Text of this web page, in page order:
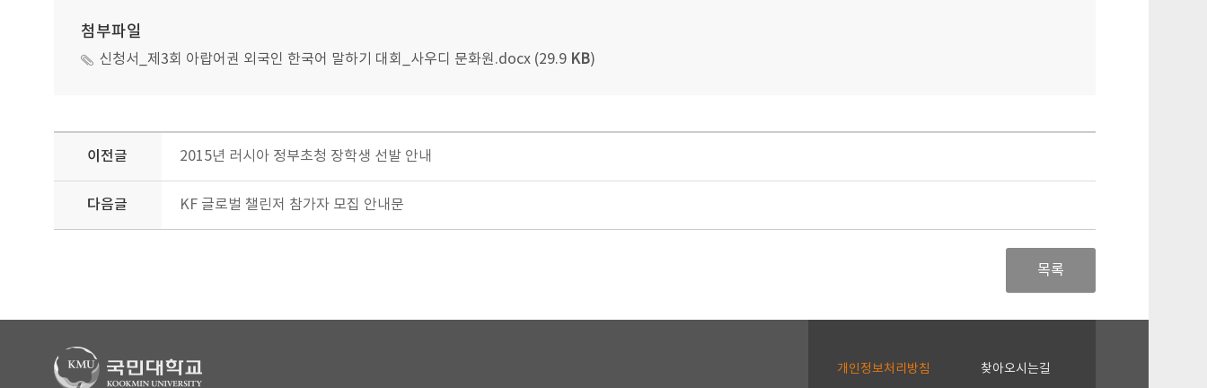
첨부파일
신청서_제3회 아랍어권 외국인 한국어 말하기 대회_사우디 문화원.docx (29.9 KB)
이전글 2015년 러시아 정부초청 장학생 선발 안내
다음글 KF 글로벌 챌린저 참가자 모집 안내문
목록
개인정보처리방침 찾아오시는길